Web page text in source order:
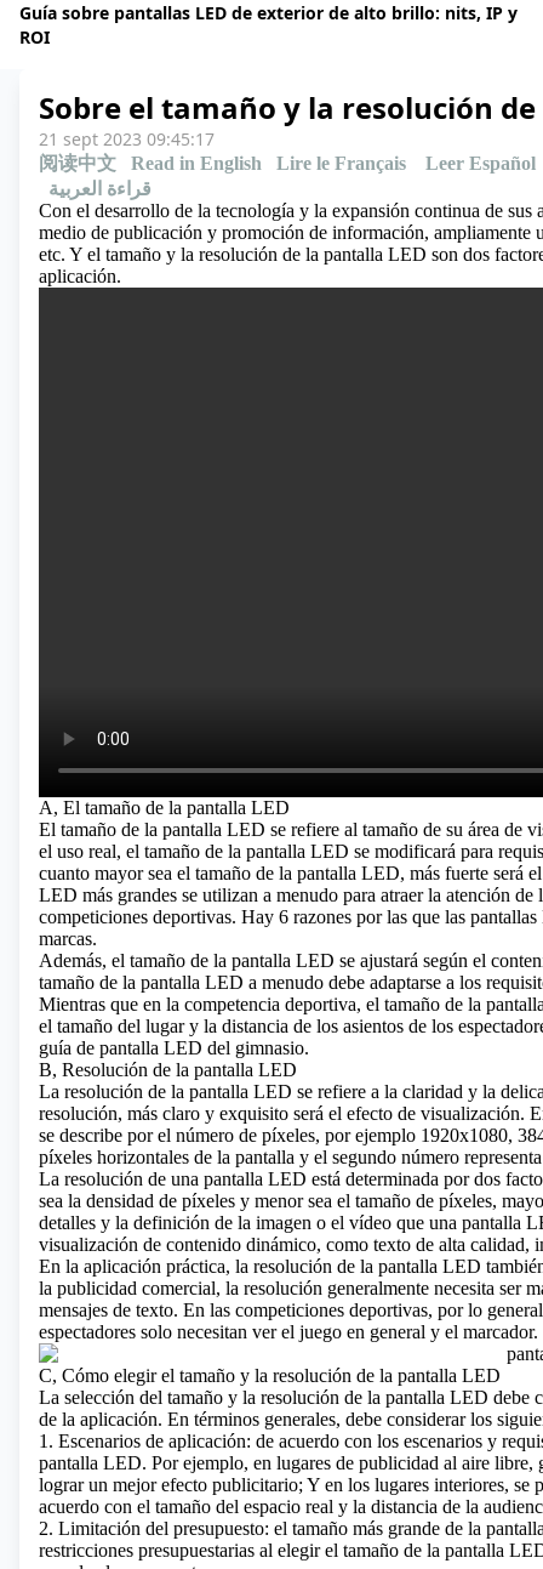
Guía sobre pantallas LED de exterior de alto brillo: nits, IP y
ROI
Sobre el tamaño y la resolución
21 sept 2023 09:45:17
阅读中文 Read in English Lire le Français
Leer Español
قراءة العربية
Con el desarrollo de la tecnología y la expansión continua de
medio de publicación y promoción de información, ampliamente
etc. Y el tamaño y la resolución de la pantalla LED son dos
aplicación.
A, El tamaño de la pantalla LED
El tamaño de la pantalla LED se refiere al tamaño de su área de
el uso real, el tamaño de la pantalla LED se modificará para
cuanto mayor sea el tamaño de la pantalla LED, más fuerte será
LED más grandes se utilizan a menudo para atraer la atención
competiciones deportivas. Hay 6 razones por las que las
marcas.
Además, el tamaño de la pantalla LED se ajustará según el
tamaño de la pantalla LED a menudo debe adaptarse a los
Mientras que en la competencia deportiva, el tamaño de la
el tamaño del lugar y la distancia de los asientos de los
guía de pantalla LED del gimnasio.
B, Resolución de la pantalla LED
La resolución de la pantalla LED se refiere a la claridad y la
resolución, más claro y exquisito será el efecto de visualización.
se describe por el número de píxeles, por ejemplo 1920x1080,
píxeles horizontales de la pantalla y el segundo número
La resolución de una pantalla LED está determinada por dos
sea la densidad de píxeles y menor sea el tamaño de píxeles,
detalles y la definición de la imagen o el vídeo que una pantalla
visualización de contenido dinámico, como texto de alta calidad,
En la aplicación práctica, la resolución de la pantalla LED
la publicidad comercial, la resolución generalmente necesita ser
mensajes de texto. En las competiciones deportivas, por lo
espectadores solo necesitan ver el juego en general y el marcador.
C, Cómo elegir el tamaño y la resolución de la pantalla LED
La selección del tamaño y la resolución de la pantalla LED debe
de la aplicación. En términos generales, debe considerar los
1. Escenarios de aplicación: de acuerdo con los escenarios y
pantalla LED. Por ejemplo, en lugares de publicidad al aire
lograr un mejor efecto publicitario; Y en los lugares interiores, se
acuerdo con el tamaño del espacio real y la distancia de la
2. Limitación del presupuesto: el tamaño más grande de la
restricciones presupuestarias al elegir el tamaño de la pantalla